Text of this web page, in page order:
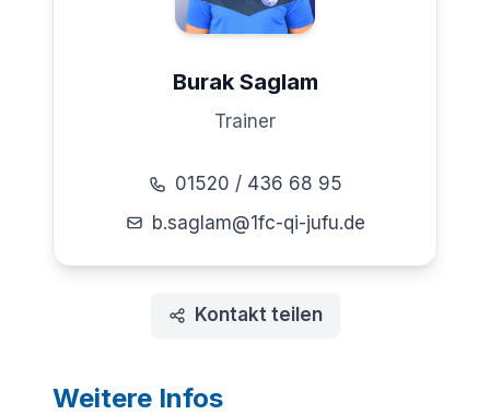
Burak Saglam
Trainer
01520 / 436 68 95
b.saglam@1fc-qi-jufu.de
Kontakt teilen
Weitere Infos